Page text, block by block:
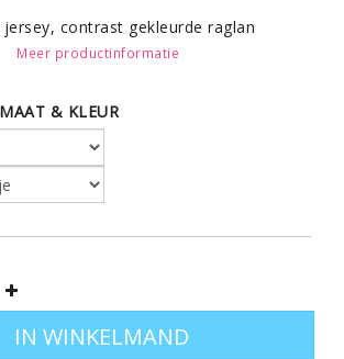
contrast gekleurde raglan
met zijnaad.
Meer productinformatie
& KLEUR